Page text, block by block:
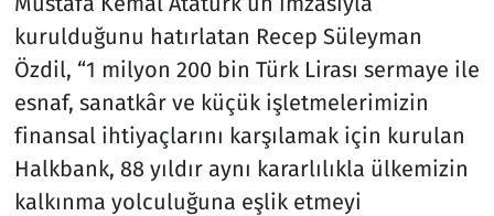
kurulduğunu hatırlatan Recep Süleyman
Özdil, “1 milyon 200 bin Türk Lirası sermaye ile
esnaf, sanatkâr ve küçük işletmelerimizin
finansal ihtiyaçlarını karşılamak için kurulan
Halkbank, 88 yıldır aynı kararlılıkla ülkemizin
kalkınma yolculuğuna eşlik etmeyi